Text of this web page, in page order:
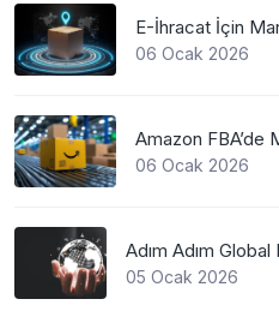
E-İhracat İçin
06 Ocak 2026
Amazon FBA’de
06 Ocak 2026
05 Ocak 2026